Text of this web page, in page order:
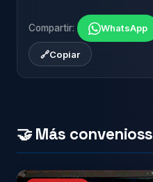
Compartir: WhatsApp
🔗Copiar
🤝 Más convenioss